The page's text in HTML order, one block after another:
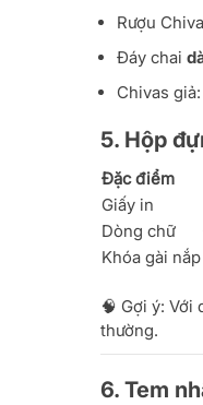
Rượu
Đáy chai
Chivas
5. Hộp
Đặc điểm
Giấy in
Dòng chữ
Khóa gài nắp
🧠 Gợi ý: Với
thường.
6. Tem